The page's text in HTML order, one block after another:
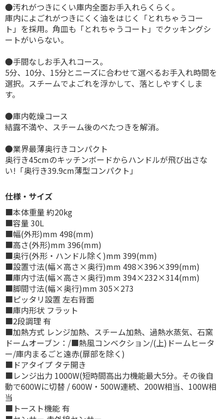
●汚れがつきにくい庫内全面お手入れらくらく。
庫内によごれがつきにくく油をはじく「とれちゃうコー
ト」を採用。角皿も「とれちゃうコート」でクッキングシ
ートがいらない。
●手間なしお手入れコース。
5分、10分、15分とニーズに合わせて選べるお手入れ時間を
選択。スチームでよごれを浮かして、落としやすくしま
す。
●庫内乾燥コース
結露不満や、スチーム後のべたつきを解消。
●業界最薄奥行きコンパクト
奥行き45cmのキッチンボードからハンドルが飛び出さな
い!「奥行き39.9cm薄型コンパクト」
仕様・サイズ
■本体重量 約20kg
■容量 30L
■幅(外形)mm 498(mm)
■高さ(外形)mm 396(mm)
■奥行(外形・ハンドル除く)mm 399(mm)
■設置寸法(幅×高さ×奥行)mm 498×396×399(mm)
■庫内寸法(幅×高さ×奥行)mm 394×232×314(mm)
■脚間寸法(幅×奥行)mm 305×273
■ピッタリ設置 左右背面
■庫内形状 フラット
■2段調理 有
■加熱方式 レンジ加熱、スチーム加熱、過熱水蒸気、石窯
ドームオーブン：/■熱風コンベクション/(上)ドームヒータ
ー/庫内まるごと遠赤(扉部を除く)
■ドアタイプ タテ開き
■レンジ出力 1000W(短時間高出力機能最大5分。その後自
動で600Wに切替 / 600W・500W連続、200W相当、100W相
当
■トースト機能 有